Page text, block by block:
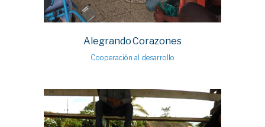
Alegrando Corazones
Cooperación al desarrollo